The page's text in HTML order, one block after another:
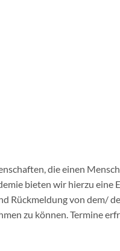
die einen
bieten wir hierzu eine
Rückmeldung von dem/
zu können. Termine